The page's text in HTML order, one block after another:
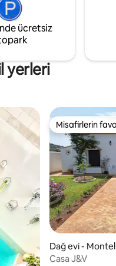
sessizliğin
ücretsiz
yerleri
arasındaMisafirlerin
Misafirlerin
Dağ evi -
Casa J&V